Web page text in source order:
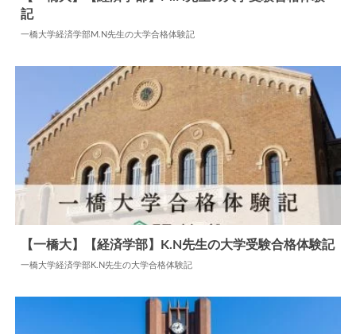
大学合格体験記
記
一橋大学経済学部M.N先生の大学合格体験記
【一橋大】【経済学部】K.N先生の大学受験合格体験記
一橋大学経済学部K.N先生の大学合格体験記